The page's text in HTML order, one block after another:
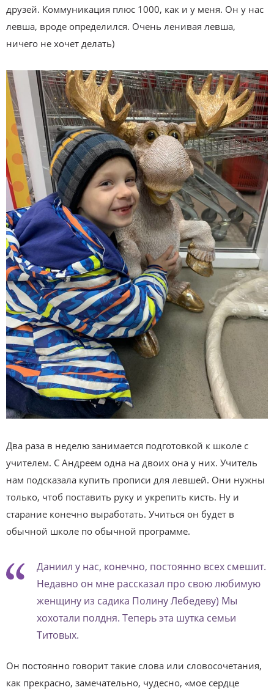
друзей. Коммуникация плюс 1000, как и у меня. Он у нас
левша, вроде определился. Очень ленивая левша,
ничего не хочет делать)
Два раза в неделю занимается подготовкой к школе с
учителем. С Андреем одна на двоих она у них. Учитель
нам подсказала купить прописи для левшей. Они нужны
только, чтоб поставить руку и укрепить кисть. Ну и
старание конечно выработать. Учиться он будет в
обычной школе по обычной программе.
Даниил у нас, конечно, постоянно всех смешит.
Недавно он мне рассказал про свою любимую
женщину из садика Полину Лебедеву) Мы
хохотали полдня. Теперь эта шутка семьи
Титовых.
Он постоянно говорит такие слова или словосочетания,
как прекрасно, замечательно, чудесно, «мое сердце